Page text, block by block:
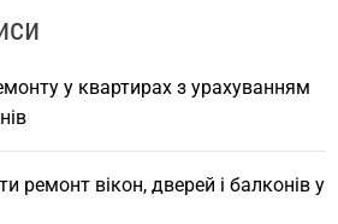
у квартирах з урахуванням
ремонт вікон, дверей і балконів у